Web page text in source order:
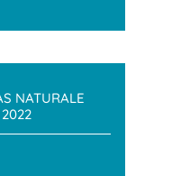
NATURALE